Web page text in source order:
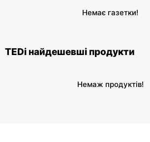
Немає газетки!
TEDi найдешевші продукти
Немаж продуктів!